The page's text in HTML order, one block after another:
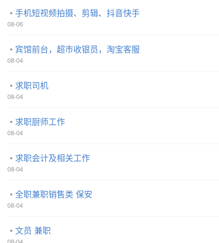
手机短视频拍摄、剪辑、抖音快手
08-06
宾馆前台，超市收银员，淘宝客服
08-04
求职司机
08-04
求职厨师工作
08-04
求职会计及相关工作
08-04
全职兼职销售类 保安
08-04
文员 兼职